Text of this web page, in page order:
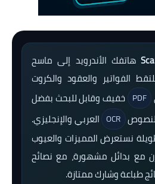
هاتفك الأندرويد إلى ماسح
الفواتير والعقود والكروت
PDF خفيف وقابل للبحث بفضل
OCR العربي والإنجليزي.
نستعرض المميزات والعيوب
مع بدائل مشهورة، مع نصائح
طباعة وشارك ممتازة.